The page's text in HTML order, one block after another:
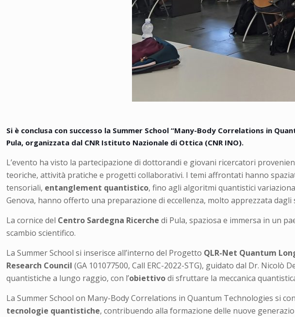
Si è conclusa con successo la Summer School “Many-Body Correlations in
Pula, organizzata dal CNR Istituto Nazionale di Ottica (CNR INO).
L’evento ha visto la partecipazione di dottorandi e giovani ricercatori
teoriche, attività pratiche e progetti collaborativi. I temi affrontati hanno
tensoriali, entanglement quantistico, fino agli algoritmi quantistici
Genova, hanno offerto una preparazione di eccellenza, molto apprezzata
La cornice del Centro Sardegna Ricerche di Pula, spaziosa e immersa in un
scambio scientifico.
La Summer School si inserisce all’interno del Progetto QLR-Net Quantum
Research Council(GA 101077500, Call ERC-2022-STG), guidato dal Dr.
quantistiche a lungo raggio, con l’obiettivodi sfruttare la meccanica
La Summer School on Many-Body Correlations in Quantum Technologies si
tecnologie quantistiche, contribuendo alla formazione delle nuove